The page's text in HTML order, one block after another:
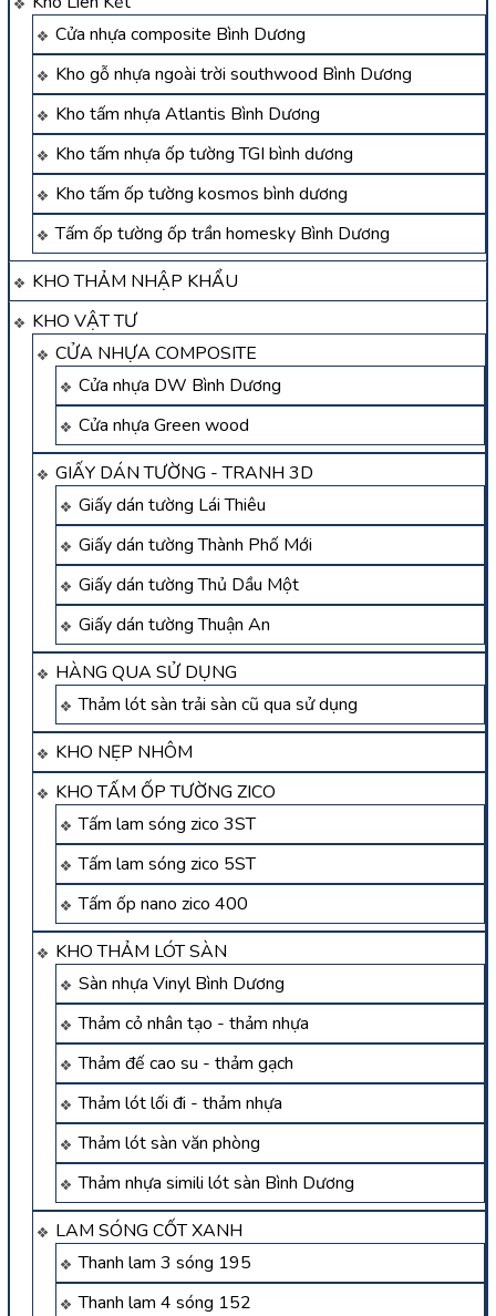
Cửa nhựa composite Bình Dương
Kho gỗ nhựa ngoài trời southwood Bình Dương
Kho tấm nhựa Atlantis Bình Dương
Kho tấm nhựa ốp tường TGI bình dương
Kho tấm ốp tường kosmos bình dương
Tấm ốp tường ốp trần homesky Bình Dương
KHO THẢM NHẬP KHẨU
KHO VẬT TƯ
CỬA NHỰA COMPOSITE
Cửa nhựa DW Bình Dương
Cửa nhựa Green wood
GIẤY DÁN TƯỜNG - TRANH 3D
Giấy dán tường Lái Thiêu
Giấy dán tường Thành Phố Mới
Giấy dán tường Thủ Dầu Một
Giấy dán tường Thuận An
HÀNG QUA SỬ DỤNG
Thảm lót sàn trải sàn cũ qua sử dụng
KHO NẸP NHÔM
KHO TẤM ỐP TƯỜNG ZICO
Tấm lam sóng zico 3ST
Tấm lam sóng zico 5ST
Tấm ốp nano zico 400
KHO THẢM LÓT SÀN
Sàn nhựa Vinyl Bình Dương
Thảm cỏ nhân tạo - thảm nhựa
Thảm đế cao su - thảm gạch
Thảm lót lối đi - thảm nhựa
Thảm lót sàn văn phòng
Thảm nhựa simili lót sàn Bình Dương
LAM SÓNG CỐT XANH
Thanh lam 3 sóng 195
Thanh lam 4 sóng 152